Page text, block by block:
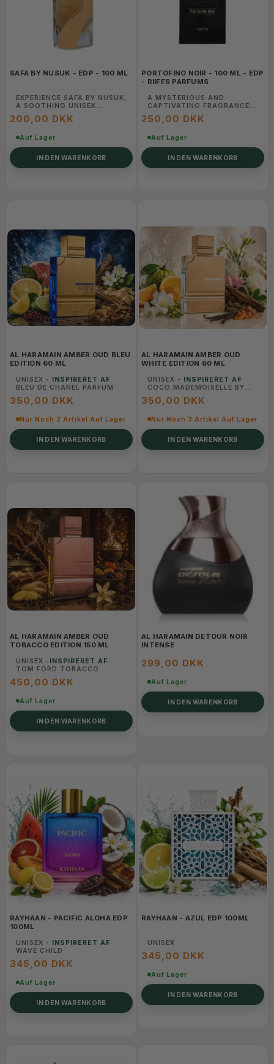
SAFA BY NUSUK - EDP - 100 ML
EXPERIENCE SAFA BY NUSUK,
A SOOTHING UNISEX
FRAGRANCE WITH SOFT
FLORAL, MUSK, AND AMBER
PERFECT FOR EVERYDAY
ELEGANCE AND CALM
CHARM.
200,00 DKK
Auf Lager
IN DEN WARENKORB
PORTOFINO NOIR - 100 ML - EDP
- RIIFFS PARFUMS
A MYSTERIOUS AND
CAPTIVATING FRAGRANCE
INSPIRED BY THE ALLURE OF
PORTIFINO, LEAVING A
CHARM.
250,00 DKK
Auf Lager
IN DEN WARENKORB
AL HARAMAIN AMBER OUD BLEU
EDITION 60 ML
UNISEX - INSPIRERET AF
BLEU DE CHANEL PARFUM
350,00 DKK
Nur Noch 2 Artikel Auf Lager
IN DEN WARENKORB
AL HARAMAIN AMBER OUD
WHITE EDITION 60 ML
UNISEX - INSPIRERET AF
COCO MADEMOISELLE BY
CHANEL
350,00 DKK
Nur Noch 3 Artikel Auf Lager
IN DEN WARENKORB
AL HARAMAIN AMBER OUD
TOBACCO EDITION 150 ML
UNISEX - INSPIRERET AF
TOM FORD TOBACCO
VANILLE
450,00 DKK
Auf Lager
IN DEN WARENKORB
AL HARAMAIN DETOUR NOIR
INTENSE
299,00 DKK
Auf Lager
IN DEN WARENKORB
RAYHAAN - PACIFIC ALOHA EDP
100ML
UNISEX - INSPIRERET AF
WAVE CHILD
345,00 DKK
Auf Lager
IN DEN WARENKORB
RAYHAAN - AZUL EDP 100ML
UNISEX
345,00 DKK
Auf Lager
IN DEN WARENKORB